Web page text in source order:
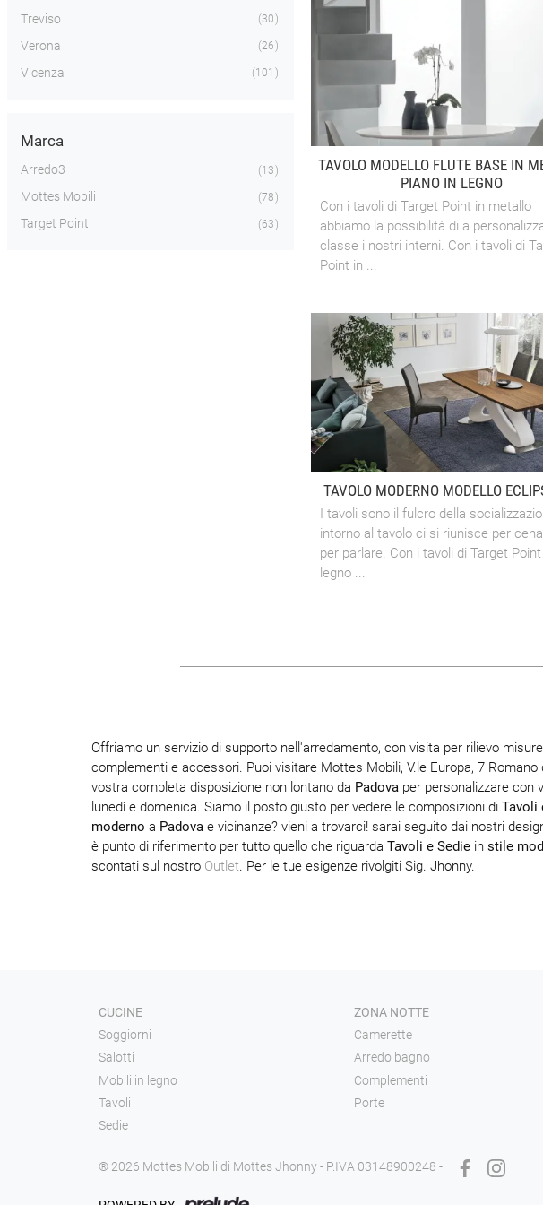
Treviso 30
Verona 26
Vicenza 101
Marca
Arredo3 13
Mottes Mobili 78
Target Point 63
TAVOLO MODELLO FLUTE BASE IN
PIANO IN LEGNO
Con i tavoli di Target Point in metallo
abbiamo la possibilità di a
classe i nostri interni. Con i tavoli di
Point in ...
TAVOLO MODERNO MODELLO
I tavoli sono il fulcro della
intorno al tavolo ci si riunisce per
per parlare. Con i tavoli di Target Point
legno ...
Offriamo un servizio di supporto nell'arredamento, con visita per rilievo
complementi e accessori. Puoi visitare Mottes Mobili, V.le Europa, 7
vostra completa disposizione non lontano da Padova per personalizzare con
lunedì e domenica. Siamo il posto giusto per vedere le composizioni di Tavoli
moderno a Padova e vicinanze? vieni a trovarci! sarai seguito dai nostri
è punto di riferimento per tutto quello che riguarda Tavoli e Sedie in stile
scontati sul nostro Outlet. Per le tue esigenze rivolgiti Sig. Jhonny.
CUCINE
Soggiorni
Salotti
Mobili in legno
Tavoli
Sedie
ZONA NOTTE
Camerette
Arredo bagno
Complementi
Porte
® 2026 Mottes Mobili di Mottes Jhonny - P.IVA 03148900248 -